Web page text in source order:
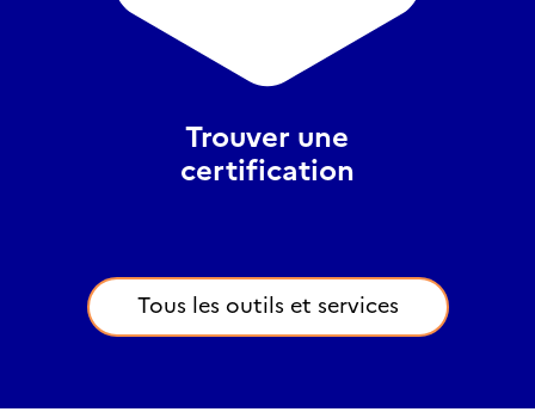
Trouver une
certification
Tous les outils et services